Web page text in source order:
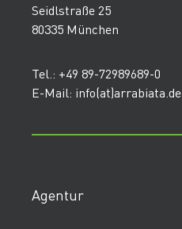
Seidlstraße 25
80335 München
Tel.: +49 89-72989689-0
E-Mail: info(at)arrabiata.de
Agentur